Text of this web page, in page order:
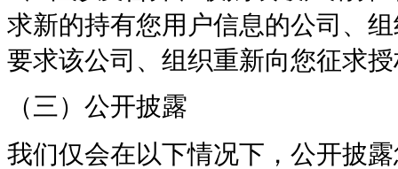
求新的持有您用户信息的公司、
要求该公司、组织重新向您征求
（三）公开披露
我们仅会在以下情况下，公开披